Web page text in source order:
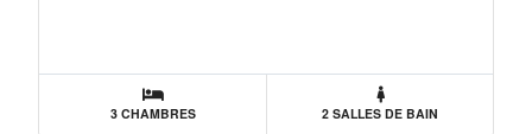
3 CHAMBRES 2 SALLES DE BAIN